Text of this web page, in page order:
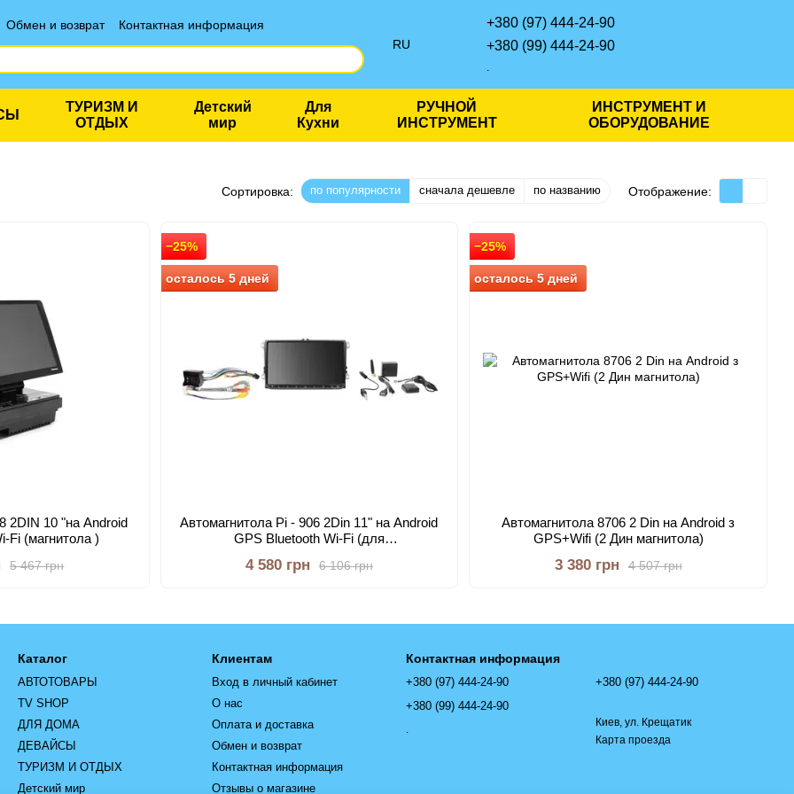
Обмен и возврат
Контактная информация
RU
+380 (97) 444-24-90
+380 (99) 444-24-90
ТУРИЗМ И
ОТДЫХ
Детский
мир
Для
Кухни
РУЧНОЙ
ИНСТРУМЕНТ
ИНСТРУМЕНТ И
ОБОРУДОВАНИЕ
Сортировка: по популярности сначала дешевле по названию Отображение:
2DIN 10 "на Android
Fi (магнитола )
5 467 грн
−25%
осталось 5 дней
Автомагнитола Pi - 906 2Din 11" на Android
GPS Bluetooth Wi-Fi (для
6 106 грн
4 580 грн
−25%
осталось 5 дней
Автомагнитола 8706 2 Din на Android з
GPS+Wifi (2 Дин магнитола)
4 507 грн
3 380 грн
Каталог
АВТОТОВАРЫ
TV SHOP
ДЛЯ ДОМА
ДЕВАЙСЫ
ТУРИЗМ И ОТДЫХ
Детский мир
Клиентам
Вход в личный кабинет
О нас
Оплата и доставка
Обмен и возврат
Контактная информация
Отзывы о магазине
Контактная информация
+380 (97) 444-24-90
+380 (99) 444-24-90
.
+380 (97) 444-24-90
Киев, ул. Крещатик
Карта проезда